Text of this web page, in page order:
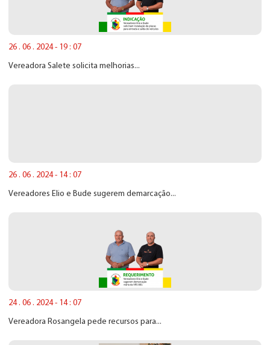
26 . 06 . 2024 - 19 : 07
Vereadora Salete solicita melhorias...
26 . 06 . 2024 - 14 : 07
Vereadores Elio e Bude sugerem demarcação...
24 . 06 . 2024 - 14 : 07
Vereadora Rosangela pede recursos para...